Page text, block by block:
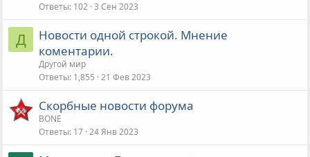
Ответы 102 3 Сен 2023
Д
Новости одной строкой. Мнение
коментарии.
Другой мир
Ответы 1,855 21 Фев 2023
Скорбные новости форума
BONE
Ответы 17 24 Янв 2023